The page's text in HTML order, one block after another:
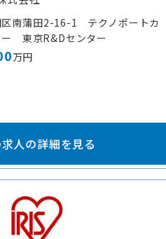
区南蒲田2-16-1 テクノポートカ
ー 東京R&Dセンター
万円
人の詳細を見る